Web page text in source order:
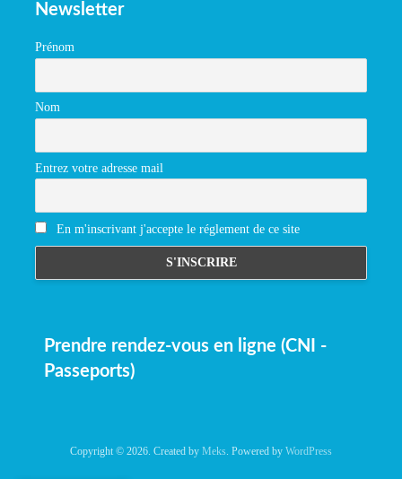
Newsletter
Prénom
Nom
Entrez votre adresse mail
En m'inscrivant j'accepte le réglement de ce site
Prendre rendez-vous en ligne (CNI -
Passeports)
Copyright © 2026. Created by Meks . Powered by WordPress